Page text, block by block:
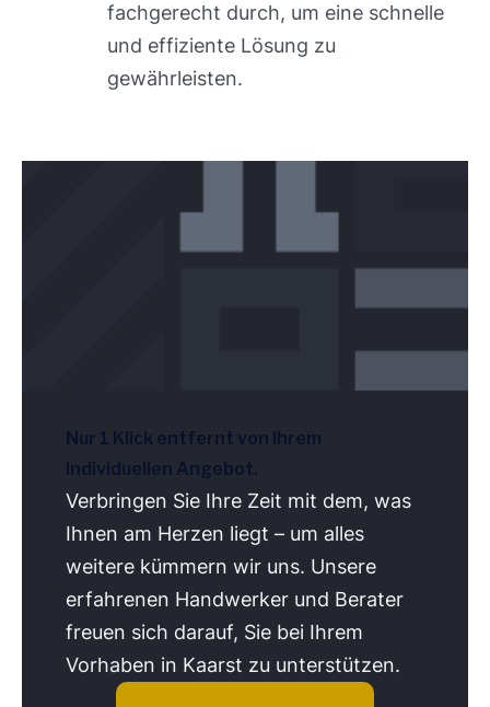
fachgerecht durch, um eine schnelle
und effiziente Lösung zu
gewährleisten.
Nur 1 Klick entfernt von Ihrem
individuellen Angebot.
Verbringen Sie Ihre Zeit mit dem, was
Ihnen am Herzen liegt – um alles
weitere kümmern wir uns. Unsere
erfahrenen Handwerker und Berater
freuen sich darauf, Sie bei Ihrem
Vorhaben in Kaarst zu unterstützen.